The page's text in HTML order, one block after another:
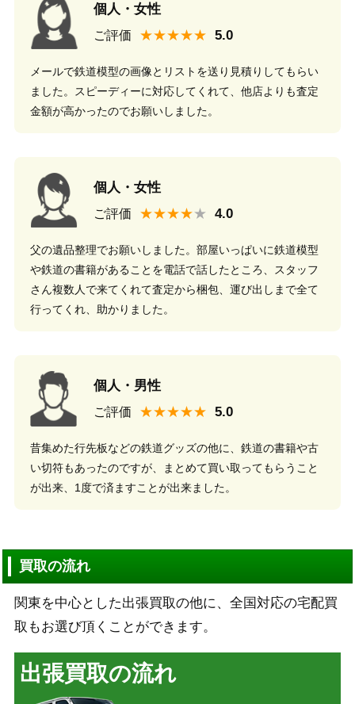
個人・女性
ご評価 ★★★★★
メールで鉄道模型の画像とリストを送り見積りしてもらい
ました。スピーディーに対応してくれて、他店よりも査定
金額が高かったのでお願いしました。
個人・女性
ご評価 ★★★★
父の遺品整理でお願いしました。部屋いっぱいに鉄道模型
や鉄道の書籍があることを電話で話したところ、スタッフ
さん複数人で来てくれて査定から梱包、運び出しまで全て
行ってくれ、助かりました。
個人・男性
ご評価 ★★★★★
昔集めた行先板などの鉄道グッズの他に、鉄道の書籍や古
い切符もあったのですが、まとめて買い取ってもらうこと
が出来、1度で済ますことが出来ました。
買取の流れ
関東を中心とした出張買取の他に、全国対応の宅配買
取もお選び頂くことができます。
出張買取の流れ